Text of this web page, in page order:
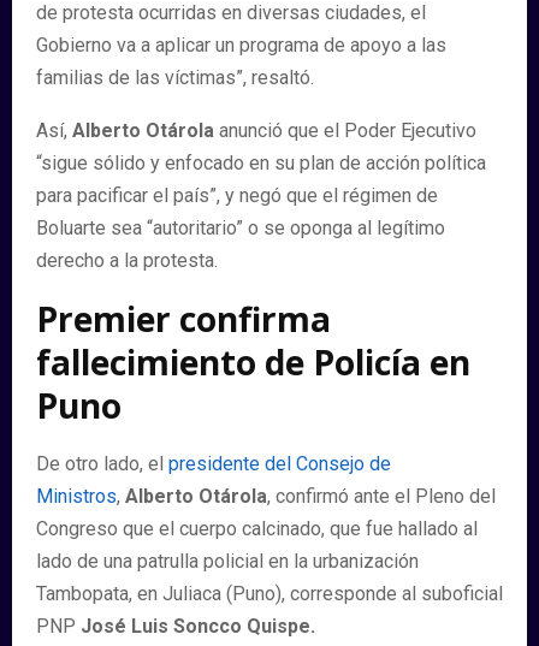
de protesta ocurridas en diversas ciudades, el
Gobierno va a aplicar un programa de apoyo a las
familias de las víctimas”, resaltó.
Así, Alberto Otárola anunció que el Poder Ejecutivo
“sigue sólido y enfocado en su plan de acción política
para pacificar el país”, y negó que el régimen de
Boluarte sea “autoritario” o se oponga al legítimo
derecho a la protesta.
Premier confirma
fallecimiento de Policía en
Puno
De otro lado, el presidente del Consejo de
Ministros, Alberto Otárola, confirmó ante el Pleno del
Congreso que el cuerpo calcinado, que fue hallado al
lado de una patrulla policial en la urbanización
Tambopata, en Juliaca (Puno), corresponde al suboficial
PNP José Luis Soncco Quispe.